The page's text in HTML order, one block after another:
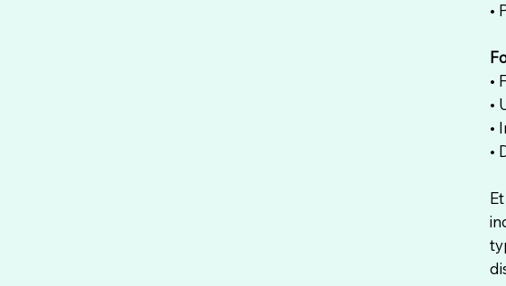
•
•
•
•
•